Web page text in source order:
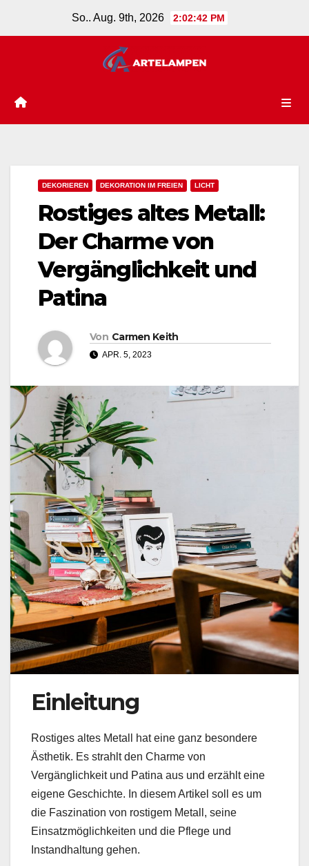
So.. Aug. 9th, 2026 2:02:44 PM
DEKORIEREN DEKORATION IM FREIEN LICHT
Rostiges altes Metall:
Der Charme von
Vergänglichkeit und
Patina
Von Carmen Keith
APR. 5, 2023
Einleitung
Rostiges altes Metall hat eine ganz besondere
Ästhetik. Es strahlt den Charme von
Vergänglichkeit und Patina aus und erzählt eine
eigene Geschichte. In diesem Artikel soll es um
die Faszination von rostigem Metall, seine
Einsatzmöglichkeiten und die Pflege und
Instandhaltung gehen.